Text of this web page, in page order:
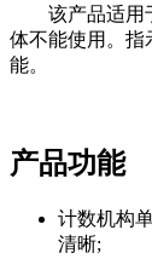
该产品适用于
体不能使用。指
能。
产品功能
计数机构
清晰;